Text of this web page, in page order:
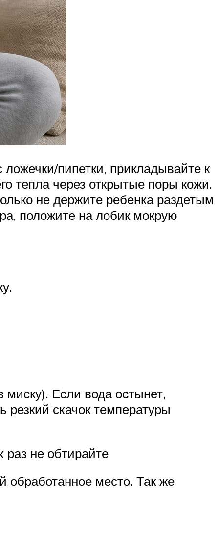
пипетки, прикладывайте к
тепла через открытые поры кожи.
не держите ребенка раздетым
положите на лобик мокрую
миску). Если вода остынет,
скачок температуры
раз не обтирайте
обработанное место. Так же